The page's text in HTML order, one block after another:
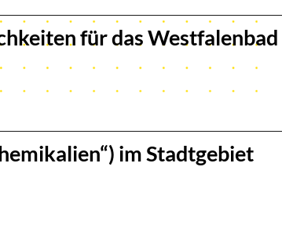
für das Westfalenbad
im Stadtgebiet